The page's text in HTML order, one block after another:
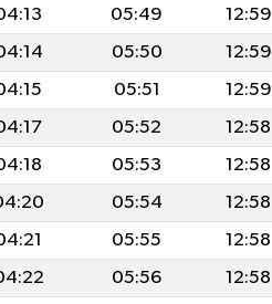
05:49 12:59
05:50 12:59
05:51 12:59
05:52 12:58
05:53 12:58
05:54 12:58
05:55 12:58
05:56 12:58